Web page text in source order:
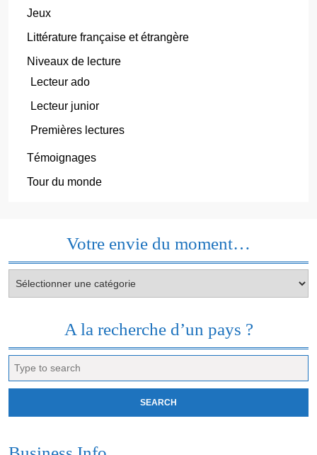
Jeux
Littérature française et étrangère
Niveaux de lecture
Lecteur ado
Lecteur junior
Premières lectures
Témoignages
Tour du monde
Votre envie du moment…
envie
A la recherche d’un pays ?
for: